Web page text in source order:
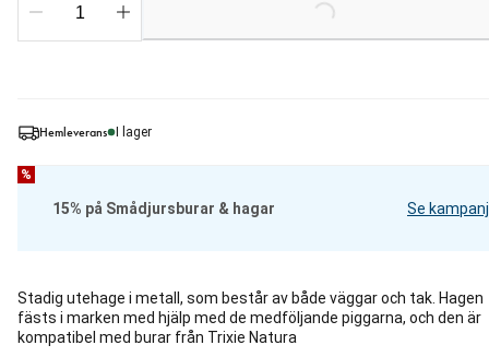
Hemleverans I lager
%
15% på Smådjursburar & hagar Se kampanj
Stadig utehage i metall, som består av både väggar och tak. Hagen
fästs i marken med hjälp med de medföljande piggarna, och den är
kompatibel med burar från Trixie Natura